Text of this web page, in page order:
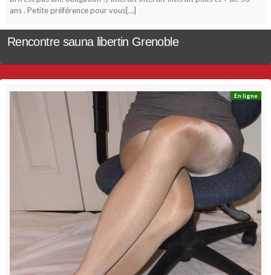
ans . Petite préférence pour vous[…]
Rencontre sauna libertin Grenoble
En ligne